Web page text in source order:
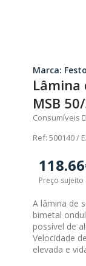
Marca:
MSB
Consumíveis
Ref: 500140 /
Preço sujeito
A lâmina de
bimetal
possível de
Velocidade
elevada e